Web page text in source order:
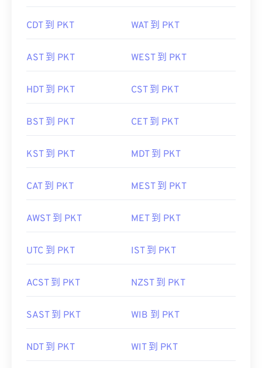
CDT 到 PKT WAT 到 PKT
AST 到 PKT WEST 到 PKT
HDT 到 PKT CST 到 PKT
BST 到 PKT CET 到 PKT
KST 到 PKT MDT 到 PKT
CAT 到 PKT MEST 到 PKT
AWST 到 PKT MET 到 PKT
UTC 到 PKT IST 到 PKT
ACST 到 PKT NZST 到 PKT
SAST 到 PKT WIB 到 PKT
NDT 到 PKT WIT 到 PKT